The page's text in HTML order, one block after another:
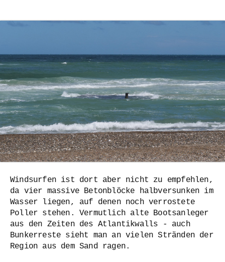
Windsurfen ist dort aber nicht zu empfehlen,
da vier massive Betonblöcke halbversunken im
Wasser liegen, auf denen noch verrostete
Poller stehen. Vermutlich alte Bootsanleger
aus den Zeiten des Atlantikwalls - auch
Bunkerreste sieht man an vielen Stränden der
Region aus dem Sand ragen.